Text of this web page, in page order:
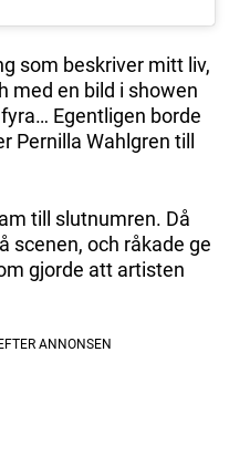
som beskriver mitt liv,
med en bild i showen
Egentligen borde
Pernilla Wahlgren till
till slutnumren. Då
scenen, och råkade ge
gjorde att artisten